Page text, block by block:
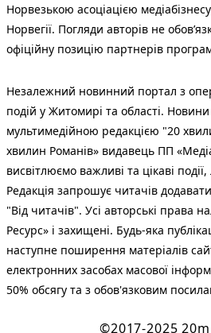
Норвезькою асоціацією
Норвегії. Погляди авторів не
офіційну позицію партнерів
Незалежний новинний портал з
подій у Житомирі та області.
мультимедійною редакцією "20
хвилин Романів» видавець ПП
висвітлюємо важливі та цікаві
Редакція запрошує читачів
"Від читачів". Усі авторські права
Ресурс» і захищені. Будь-яка
наступне поширення матеріалів
електронних засобах масової
50% обсягу та з обов'язковим
©2017-2025